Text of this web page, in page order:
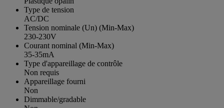
Type de tension
AC/DC
Tension nominale (Un) (Min-Max)
230-230V
Courant nominal (Min-Max)
35-35mA
Type d'appareillage de contrôle
Non requis
Appareillage fourni
Non
Dimmable/gradable